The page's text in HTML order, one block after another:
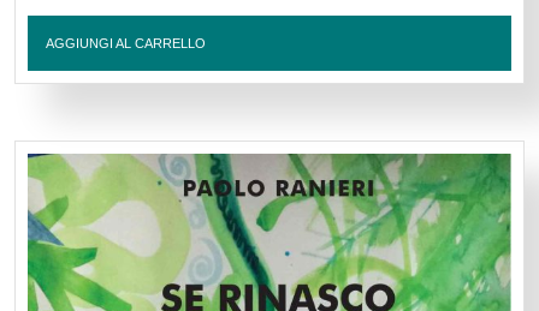
AGGIUNGI AL CARRELLO